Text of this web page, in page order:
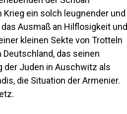
ein solch leugnender und
Ausmaß an Hilflosigkeit und
kleinen Sekte von Trotteln
das seinen
der Juden in Auschwitz als
die Situation der Armenier.